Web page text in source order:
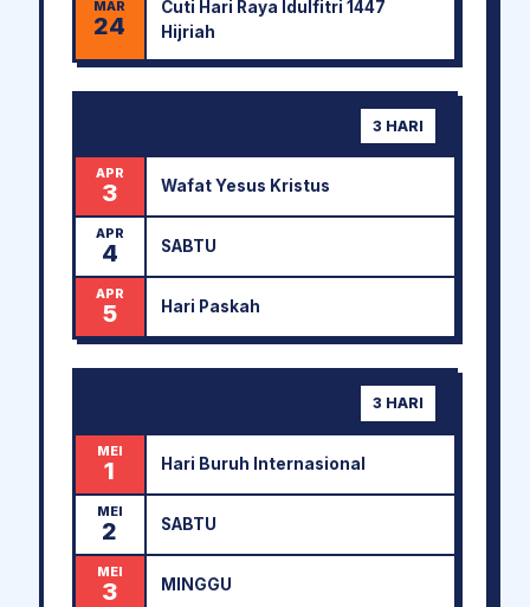
MAR
24
Cuti Hari Raya Idulfitri 1447
Hijriah
3 HARI
APR
3 Wafat Yesus Kristus
APR
4 SABTU
APR
5 Hari Paskah
3 HARI
MEI
1 Hari Buruh Internasional
MEI
2 SABTU
MEI
3 MINGGU